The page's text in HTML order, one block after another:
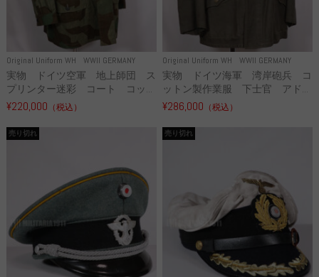
Original Uniform WH WWII GERMANY
実物 ドイツ空軍 地上師団 ス
プリンター迷彩 コート コッ...
¥220,000 （税込）
Original Uniform WH WWII GERMANY
実物 ドイツ海軍 湾岸砲兵 コ
ットン製作業服 下士官 アド...
¥286,000 （税込）
売り切れ 売り切れ